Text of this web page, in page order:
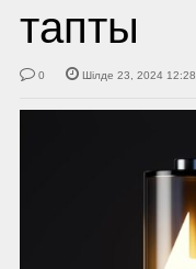
тапты
0 Шілде 23, 2024 12:28